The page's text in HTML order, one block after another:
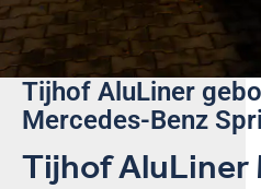
Tijhof AluLiner
Mercedes-Benz
Tijhof AluLiner